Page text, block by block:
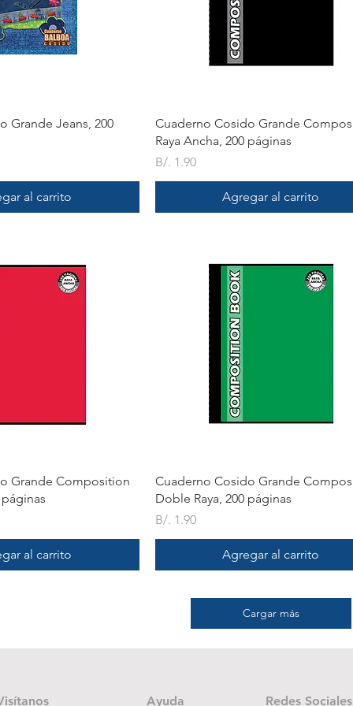
rápida
Grande Jeans, 200
al carrito
Vista rápida
Cuaderno Cosido Grande
Raya Ancha, 200 páginas
Precio
B/. 1.90
Agregar al carrito
rápida
Grande Composition
al carrito
Vista rápida
Cuaderno Cosido Grande
Doble Raya, 200 páginas
Precio
B/. 1.90
Agregar al carrito
Cargar más
Ayuda Redes Sociales